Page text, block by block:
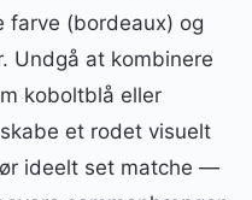
farve (bordeaux) og
Undgå at kombinere
koboltblå eller
et rodet visuelt
ideelt set matche —